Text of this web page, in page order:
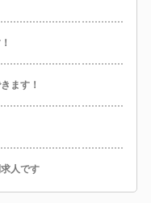
ます！
人です